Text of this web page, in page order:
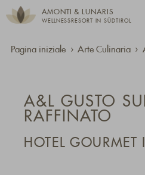
AMONTI & LUNARIS
WELLNESSRESORT IN SÜDTIROL
Pagina iniziale Arte Culinaria
A&L GUSTO
RAFFINATO
HOTEL